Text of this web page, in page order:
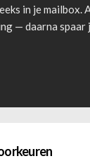
in je mailbox.
— daarna